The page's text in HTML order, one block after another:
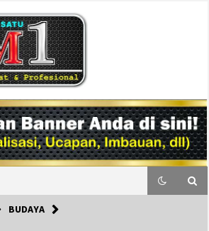
DM1
BUDAYA